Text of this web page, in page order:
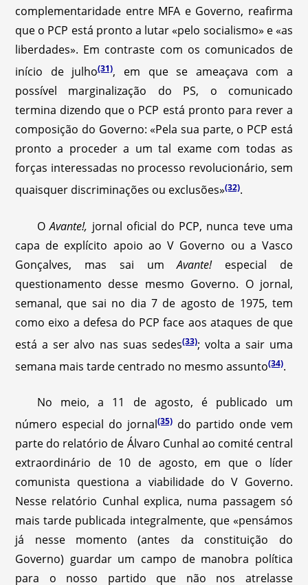
complementaridade entre MFA e Governo, reafirma
que o PCP está pronto a lutar «pelo socialismo» e «as
liberdades». Em contraste com os comunicados de
início de julho(31), em que se ameaçava com a
possível marginalização do PS, o comunicado
termina dizendo que o PCP está pronto para rever a
composição do Governo: «Pela sua parte, o PCP está
pronto a proceder a um tal exame com todas as
forças interessadas no processo revolucionário, sem
quaisquer discriminações ou exclusões»(32).
OAvante!, jornal oficial do PCP, nunca teve uma
capa de explícito apoio ao V Governo ou a Vasco
Gonçalves, mas sai umAvante!especial de
questionamento desse mesmo Governo. O jornal,
semanal, que sai no dia 7 de agosto de 1975, tem
como eixo a defesa do PCP face aos ataques de que
está a ser alvo nas suas sedes(33); volta a sair uma
semana mais tarde centrado no mesmo assunto(34).
No meio, a 11 de agosto, é publicado um
número especial do jornal(35) do partido onde vem
parte do relatório de Álvaro Cunhal ao comité central
extraordinário de 10 de agosto, em que o líder
comunista questiona a viabilidade do V Governo.
Nesse relatório Cunhal explica, numa passagem só
mais tarde publicada integralmente, que «pensámos
já nesse momento (antes da constituição do
Governo) guardar um campo de manobra política
para o nosso partido que não nos atrelasse